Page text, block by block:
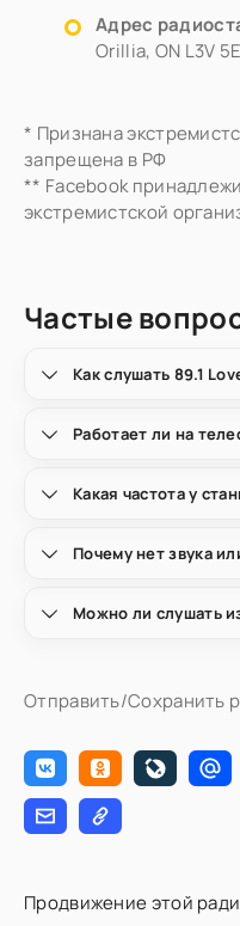
Адрес
Orillia, ON L3V
* Признана
запрещена в РФ
** Facebook
экстремистской
Частые
Как слушать 89.1
Работает ли на
Какая частота у
Почему нет звука
Можно ли слушать
Отправить/Сохранить
Продвижение этой